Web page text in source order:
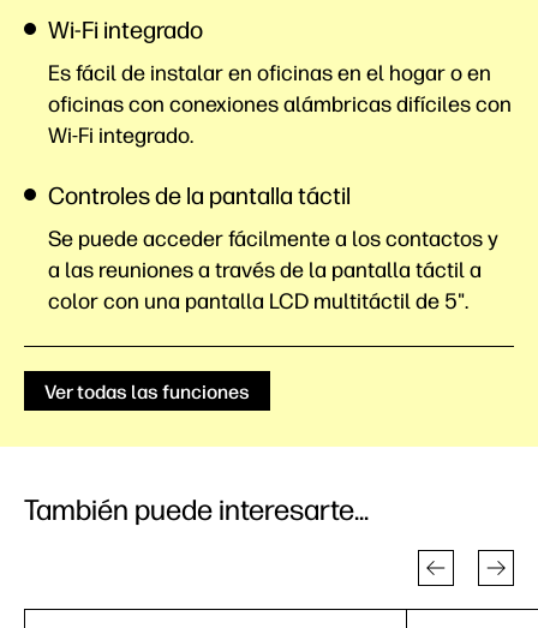
Wi-Fi integrado
Es fácil de instalar en oficinas en el hogar o en
oficinas con conexiones alámbricas difíciles con
Wi-Fi integrado.
Controles de la pantalla táctil
Se puede acceder fácilmente a los contactos y
a las reuniones a través de la pantalla táctil a
color con una pantalla LCD multitáctil de 5".
Ver todas las funciones
También puede interesarte...